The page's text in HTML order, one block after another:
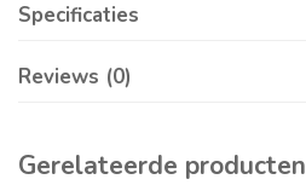
Specificaties
Reviews (0)
Gerelateerde producten